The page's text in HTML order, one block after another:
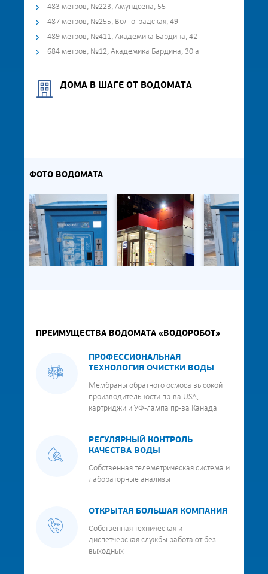
483 метров, №223, Амундсена, 55
487 метров, №255, Волгоградская, 49
489 метров, №411, Академика Бардина, 42
684 метров, №12, Академика Бардина, 30 а
ДОМА В ШАГЕ ОТ ВОДОМАТА
ФОТО ВОДОМАТА
ПРЕИМУЩЕСТВА ВОДОМАТА «ВОДОРОБОТ»
ПРОФЕССИОНАЛЬНАЯ
ТЕХНОЛОГИЯ ОЧИСТКИ ВОДЫ
Мембраны обратного осмоса высокой
производительности пр-ва USA,
картриджи и УФ-лампа пр-ва Канада
РЕГУЛЯРНЫЙ КОНТРОЛЬ
КАЧЕСТВА ВОДЫ
Собственная телеметрическая система и
лабораторные анализы
ОТКРЫТАЯ БОЛЬШАЯ КОМПАНИЯ
Собственная техническая и
диспетчерская службы работают без
выходных